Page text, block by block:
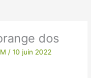
dos
/10 juin 2022